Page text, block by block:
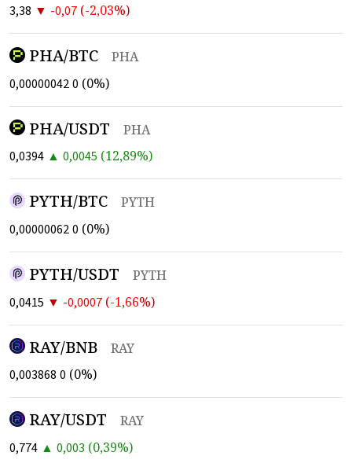
3,38 ▼ -0,07 (-2,03%)
PHA/BTC
PHA
0,000000420 (0%)
PHA/USDT
PHA
0,0394 ▲ 0,0045 (12,89%)
PYTH/BTC
PYTH
0,000000620 (0%)
PYTH/USDT
PYTH
0,0415 ▼ -0,0007 (-1,66%)
RAY/BNB
RAY
0,003868 0 (0%)
RAY/USDT
RAY
0,774 ▲ 0,003 (0,39%)